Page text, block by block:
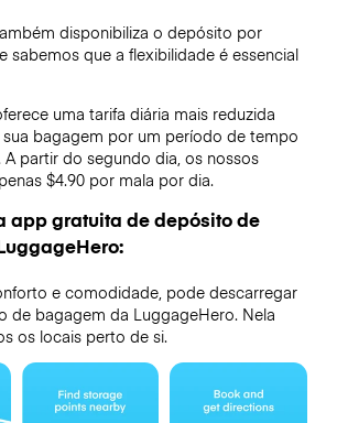
disponibiliza o depósito por
sabemos que a flexibilidade é essencial
uma tarifa diária mais reduzida
bagagem por um período de tempo
partir do segundo dia, os nossos
$4.90 por mala por dia.
app gratuita de depósito de
e comodidade, pode descarregar
de bagagem da LuggageHero. Nela
os locais perto de si.